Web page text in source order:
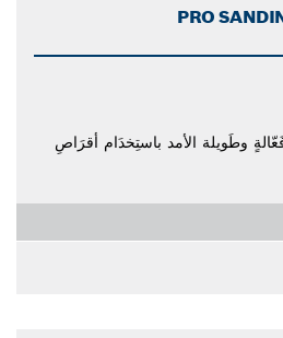
وطَويلة الأمد باستِخدَام أقرَاصِ